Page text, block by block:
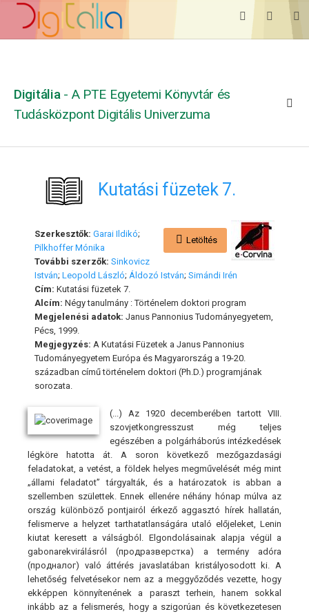
Digitália - A PTE Egyetemi Könyvtár és
Tudásközpont Digitális Univerzuma
Kutatási füzetek 7.
Letöltés
Szerkesztők: Garai Ildikó;
Pilkhoffer Mónika
További szerzők: Sinkovicz
István; Leopold László; Áldozó István; Simándi Irén
Cím: Kutatási füzetek 7.
Alcím: Négy tanulmány : Történelem doktori program
Megjelenési adatok: Janus Pannonius Tudományegyetem,
Pécs, 1999.
Megjegyzés: A Kutatási Füzetek a Janus Pannonius
Tudományegyetem Európa és Magyarország a 19-20.
században című történelem doktori (Ph.D.) programjának
sorozata.
(...) Az 1920 decemberében tartott VIII.
szovjetkongresszust még teljes
egészében a polgárháborús intézkedések
légköre hatotta át. A soron következő mezőgazdasági
feladatokat, a vetést, a földek helyes megművelését még mint
„állami feladatot” tárgyalták, és a határozatok is abban a
szellemben születtek. Ennek ellenére néhány hónap múlva az
ország különböző pontjairól érkező aggasztó hírek hallatán,
felismerve a helyzet tarthatatlanságára utaló előjeleket, Lenin
kiutat keresett a válságból. Elgondolásainak alapja végül a
gabonarekvirálásról (продразверстка) a termény adóra
(продналог) való áttérés javaslatában kristályosodott ki. A
lehetőség felvetésekor nem az a meggyőződés vezette, hogy
ekképpen könnyítenének a paraszt terhein, hanem sokkal
inkább az a felismerés, hogy a szigorúan és következetesen